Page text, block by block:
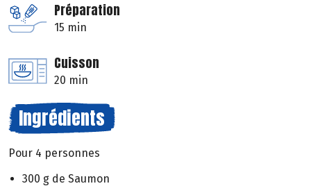
Préparation
15 min
Cuisson
20 min
Ingrédients
Pour 4 personnes
300 g de Saumon